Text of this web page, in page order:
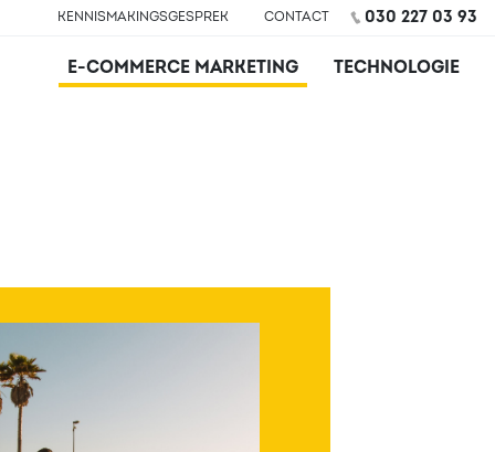
KENNISMAKINGSGESPREK CONTACT 030 227 03 93
Hoofdnavigatie
E-COMMERCE MARKETING TECHNOLOGIE